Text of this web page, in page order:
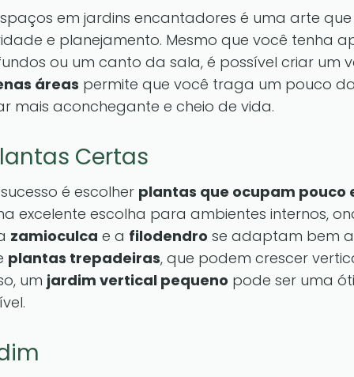
em jardins encantadores é uma arte
e planejamento. Mesmo que você tenha
ou um canto da sala, é possível criar um
áreas permite que você traga um pouco
mais aconchegante e cheio de vida.
Certas
é escolher plantas que ocupam pouco
excelente escolha para ambientes internos,
zamioculca e a filodendro se adaptam bem a
plantas trepadeiras, que podem crescer
um jardim vertical pequeno pode ser uma